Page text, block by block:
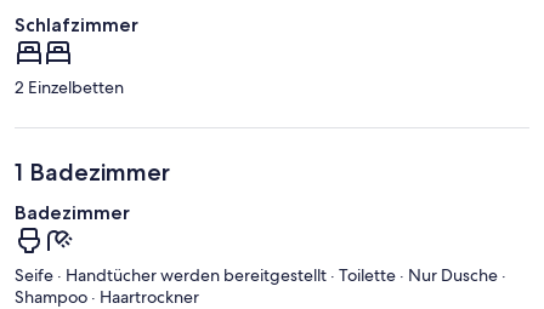
Schlafzimmer
2 Einzelbetten
1 Badezimmer
Badezimmer
Seife · Handtücher werden bereitgestellt · Toilette · Nur Dusche ·
Shampoo · Haartrockner